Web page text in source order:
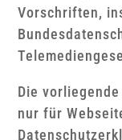
Vorschriften,
Die
nur für